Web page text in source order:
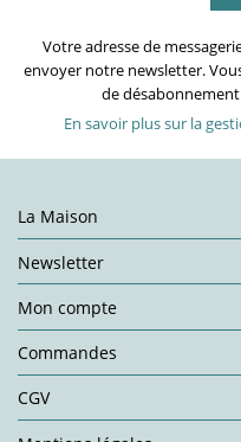
Votre adresse de
envoyer notre newsletter.
de
En savoir plus sur la
La Maison
Newsletter
Mon compte
Commandes
CGV